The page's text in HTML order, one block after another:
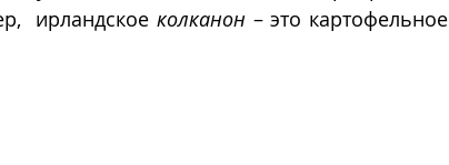
ирландское колканон – это картофельное